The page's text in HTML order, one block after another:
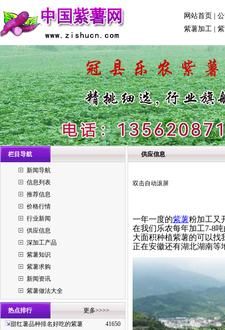
网站首页
紫薯加工|
栏目导航
新闻导航
信息列表
推荐信息
价格行情
行业新闻
供应信息
深加工产品
紫薯知识
紫薯求购
新闻资讯
紫薯做法大全
热点排行
更多>>>>
甜红薯品种排名好吃的紫薯
41650
供应信息
双击自动滚屏
一年一度的紫薯粉加工又
在我们乐农每年加工7-8
大面积种植紫薯的可以找
正在安徽还有湖北湖南等